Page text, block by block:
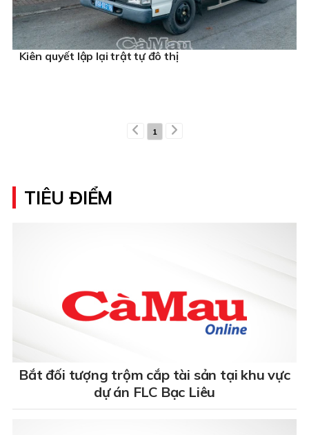
Kiên quyết lập lại trật tự đô thị
1
TIÊU ĐIỂM
Bắt đối tượng trộm cắp tài sản tại khu vực
dự án FLC Bạc Liêu